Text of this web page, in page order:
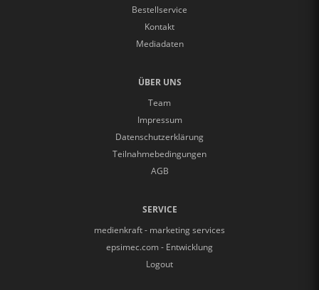
Bestellservice
Kontakt
Mediadaten
ÜBER UNS
Team
Impressum
Datenschutzerklärung
Teilnahmebedingungen
AGB
SERVICE
medienkraft - marketing services
epsimec.com - Entwicklung
Logout